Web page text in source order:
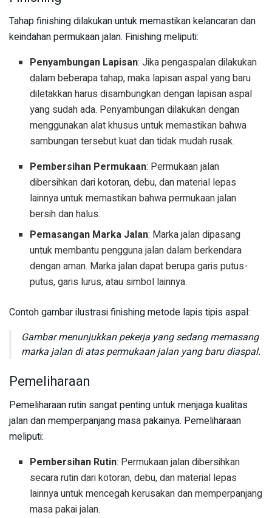
Tahap finishing dilakukan untuk memastikan kelancaran dan
keindahan permukaan jalan. Finishing meliputi:
Penyambungan Lapisan: Jika pengaspalan dilakukan
dalam beberapa tahap, maka lapisan aspal yang baru
diletakkan harus disambungkan dengan lapisan aspal
yang sudah ada. Penyambungan dilakukan dengan
menggunakan alat khusus untuk memastikan bahwa
sambungan tersebut kuat dan tidak mudah rusak.
Pembersihan Permukaan: Permukaan jalan
dibersihkan dari kotoran, debu, dan material lepas
lainnya untuk memastikan bahwa permukaan jalan
bersih dan halus.
Pemasangan Marka Jalan: Marka jalan dipasang
untuk membantu pengguna jalan dalam berkendara
dengan aman. Marka jalan dapat berupa garis putus-
putus, garis lurus, atau simbol lainnya.
Contoh gambar ilustrasi finishing metode lapis tipis aspal:
Gambar menunjukkan pekerja yang sedang memasang
marka jalan di atas permukaan jalan yang baru diaspal.
Pemeliharaan
Pemeliharaan rutin sangat penting untuk menjaga kualitas
jalan dan memperpanjang masa pakainya. Pemeliharaan
meliputi:
Pembersihan Rutin: Permukaan jalan dibersihkan
secara rutin dari kotoran, debu, dan material lepas
lainnya untuk mencegah kerusakan dan memperpanjang
masa pakai jalan.